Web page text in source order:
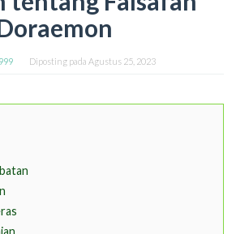
Diposting pada Agustus 25, 2023